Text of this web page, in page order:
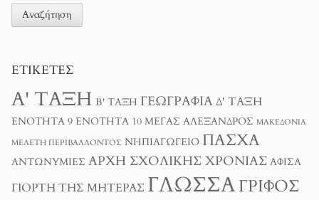
ΕΤΙΚΈΤΕΣ
Α' ΤΆΞΗ Β' ΤΆΞΗ ΓΕΩΓΡΑΦΊΑΔ' ΤΆΞΗ
ΕΝΌΤΗΤΑ 9 ΕΝΌΤΗΤΑ 10 ΜΈΓΑΣ ΑΛΈΞΑΝΔΡΟΣ ΜΑΚΕΔΟΝΊΑ
ΜΕΛΈΤΗ ΠΕΡΙΒΆΛΛΟΝΤΟΣ ΝΗΠΙΑΓΩΓΕΊΟ ΠΆΣΧΑ
ΑΝΤΩΝΥΜΊΕΣ ΑΡΧΉ ΣΧΟΛΙΚΉΣ ΧΡΟΝΙΆΣ ΑΦΊΣΑ
ΓΙΟΡΤΉ ΤΗΣ ΜΗΤΈΡΑΣ ΓΛΏΣΣΑΓΡΊΦΟΣ